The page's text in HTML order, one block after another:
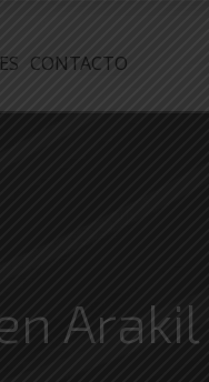
CONTACTO
Arakil